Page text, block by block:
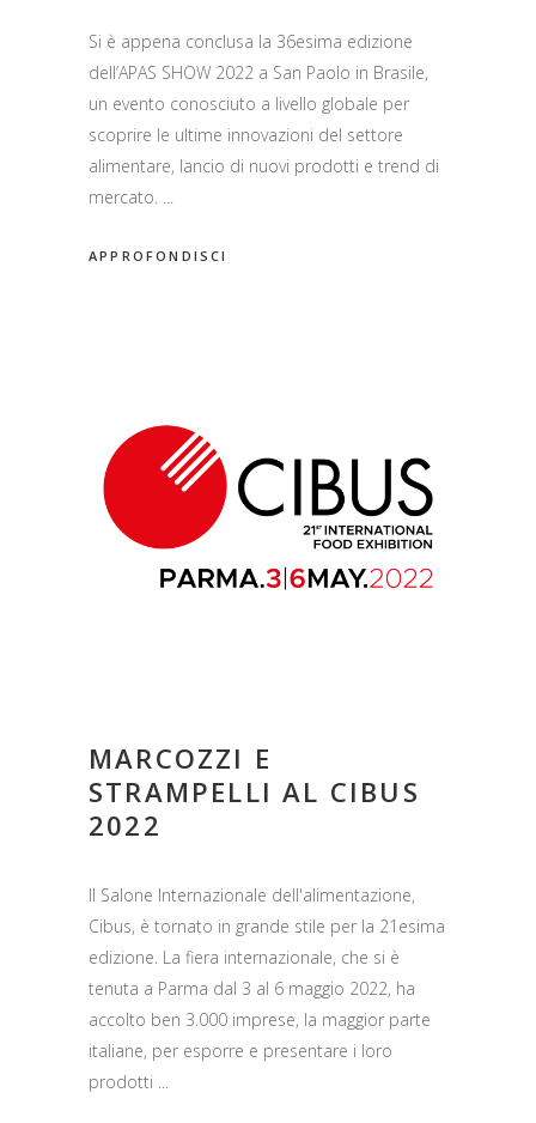
Si è appena conclusa la 36esima edizione
dell’APAS SHOW 2022 a San Paolo in Brasile,
un evento conosciuto a livello globale per
scoprire le ultime innovazioni del settore
alimentare, lancio di nuovi prodotti e trend di
mercato.
APPROFONDISCI
MARCOZZI E
STRAMPELLI AL CIBUS
2022
Il Salone Internazionale dell'alimentazione,
Cibus, è tornato in grande stile per la 21esima
edizione. La fiera internazionale, che si è
tenuta a Parma dal 3 al 6 maggio 2022, ha
accolto ben 3.000 imprese, la maggior parte
italiane, per esporre e presentare i loro
prodotti